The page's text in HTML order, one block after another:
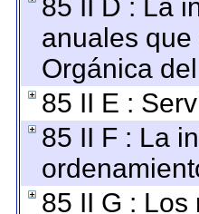
85 II D : La
anuales
Orgánica
85 II E :
85 II F : La
85 II G :